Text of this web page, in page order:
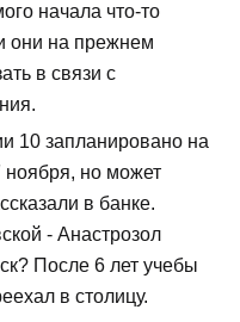
начала что-то
они на прежнем
в связи с
10 запланировано на
но может
в банке.
- Анастрозол
После 6 лет учебы
в столицу.